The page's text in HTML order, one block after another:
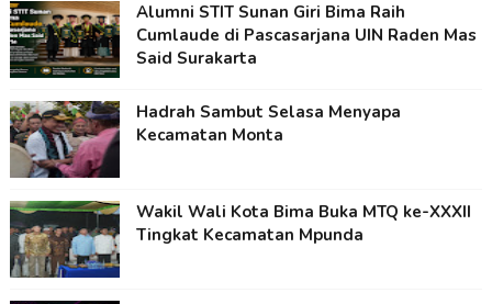
Alumni STIT Sunan Giri Bima Raih
Cumlaude di Pascasarjana UIN Raden Mas
Said Surakarta
Hadrah Sambut Selasa Menyapa
Kecamatan Monta
Wakil Wali Kota Bima Buka MTQ ke-XXXII
Tingkat Kecamatan Mpunda